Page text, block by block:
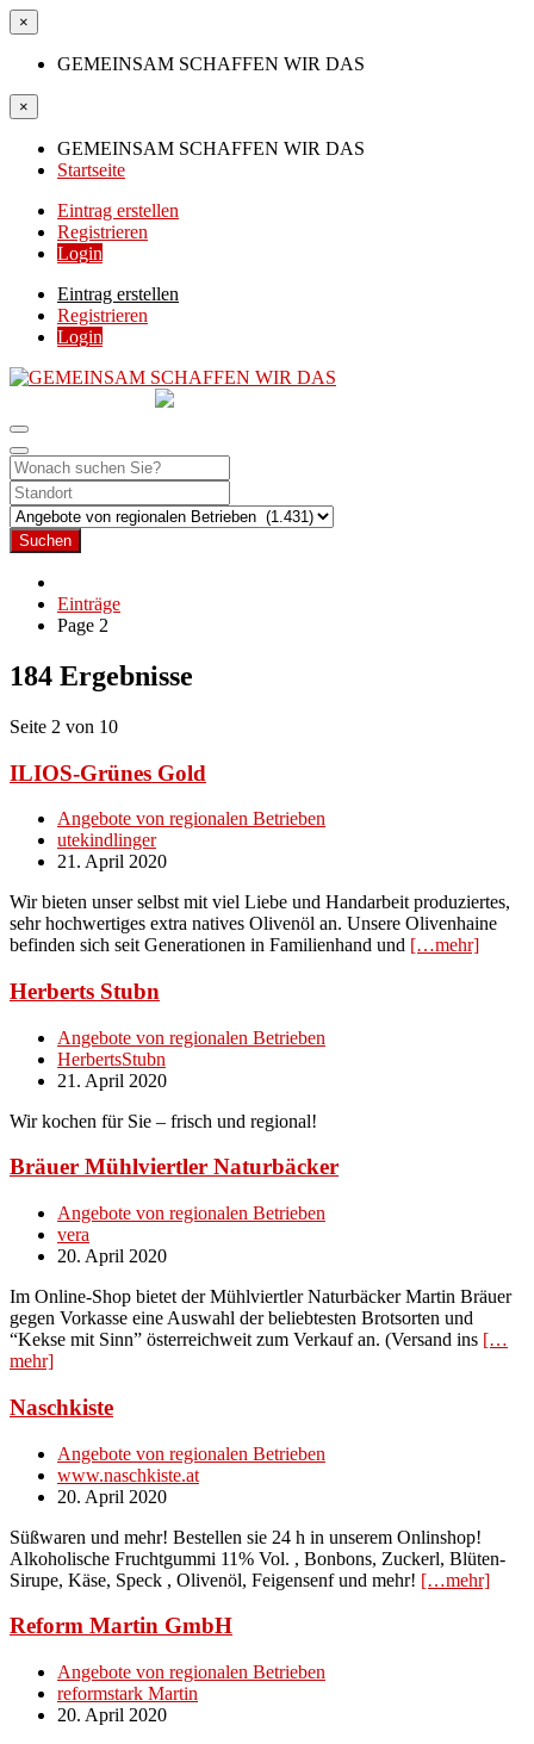
×
GEMEINSAM SCHAFFEN WIR DAS
×
GEMEINSAM SCHAFFEN WIR DAS
Startseite
Eintrag erstellen
Registrieren
Login
Eintrag erstellen
Registrieren
Login
Suchen
Einträge
Page 2
184 Ergebnisse
Seite 2 von 10
ILIOS-Grünes Gold
Angebote von regionalen Betrieben
utekindlinger
21. April 2020
Wir bieten unser selbst mit viel Liebe und Handarbeit produziertes,
sehr hochwertiges extra natives Olivenöl an. Unsere Olivenhaine
befinden sich seit Generationen in Familienhand und […mehr]
Herberts Stubn
Angebote von regionalen Betrieben
HerbertsStubn
21. April 2020
Wir kochen für Sie – frisch und regional!
Bräuer Mühlviertler Naturbäcker
Angebote von regionalen Betrieben
vera
20. April 2020
Im Online-Shop bietet der Mühlviertler Naturbäcker Martin Bräuer
gegen Vorkasse eine Auswahl der beliebtesten Brotsorten und
“Kekse mit Sinn” österreichweit zum Verkauf an. (Versand ins […
mehr]
Naschkiste
Angebote von regionalen Betrieben
www.naschkiste.at
20. April 2020
Süßwaren und mehr! Bestellen sie 24 h in unserem Onlinshop!
Alkoholische Fruchtgummi 11% Vol. , Bonbons, Zuckerl, Blüten-
Sirupe, Käse, Speck , Olivenöl, Feigensenf und mehr! […mehr]
Reform Martin GmbH
Angebote von regionalen Betrieben
reformstark Martin
20. April 2020